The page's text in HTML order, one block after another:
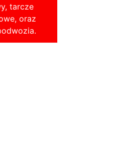
tarcze
oraz